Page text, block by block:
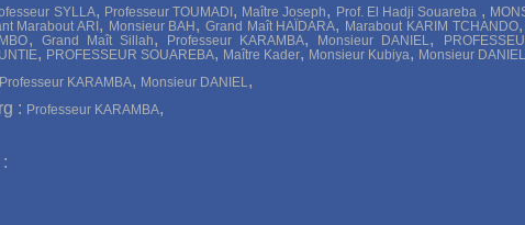
SYLLA, Professeur TOUMADI , Maître Joseph, Prof. El Hadji Souareba ,
Marabout ARI , Monsieur BAH ,Grand Maît HAÏDARA, Marabout KARIM TCHANDO,
, Grand Maît Sillah, Professeur KARAMBA, Monsieur DANIEL,
, PROFESSEUR SOUAREBA, Maître Kader, Monsieur Kubiya, Monsieur DANIEL
Professeur KARAMBA, Monsieur DANIEL,
: Professeur KARAMBA,